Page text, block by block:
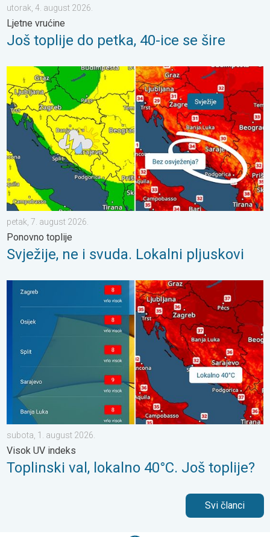
utorak, 4. august 2026.
Ljetne vrućine
Još toplije do petka, 40-ice se šire
Svježije, ne i svuda. Lokalni pljuskovi. Ponovno toplije. . .
petak, 7. august 2026.
Ponovno toplije
Svježije, ne i svuda. Lokalni pljuskovi
Toplinski val, lokalno 40°C. Još toplije?. Visok UV indeks. . .
subota, 1. august 2026.
Visok UV indeks
Toplinski val, lokalno 40°C. Još toplije?
Svi članci